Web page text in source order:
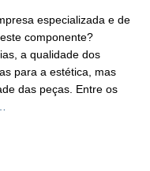
especializada e de
componente?
a qualidade dos
para a estética, mas
das peças. Entre os